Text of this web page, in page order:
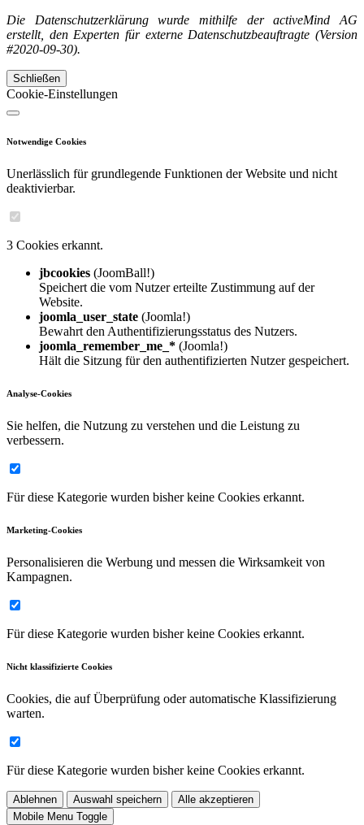
Die Datenschutzerklärung wurde mithilfe der activeMind AG
erstellt, den Experten für externe Datenschutzbeauftragte (Version
#2020-09-30).
Schließen
Cookie-Einstellungen
Notwendige Cookies
Unerlässlich für grundlegende Funktionen der Website und nicht
deaktivierbar.
3 Cookies erkannt.
jbcookies (JoomBall!)
Speichert die vom Nutzer erteilte Zustimmung auf der
Website.
joomla_user_state (Joomla!)
Bewahrt den Authentifizierungsstatus des Nutzers.
joomla_remember_me_* (Joomla!)
Hält die Sitzung für den authentifizierten Nutzer gespeichert.
Analyse-Cookies
Sie helfen, die Nutzung zu verstehen und die Leistung zu
verbessern.
Für diese Kategorie wurden bisher keine Cookies erkannt.
Marketing-Cookies
Personalisieren die Werbung und messen die Wirksamkeit von
Kampagnen.
Für diese Kategorie wurden bisher keine Cookies erkannt.
Nicht klassifizierte Cookies
Cookies, die auf Überprüfung oder automatische Klassifizierung
warten.
Für diese Kategorie wurden bisher keine Cookies erkannt.
Ablehnen Auswahl speichern
Alle akzeptieren
Mobile Menu Toggle